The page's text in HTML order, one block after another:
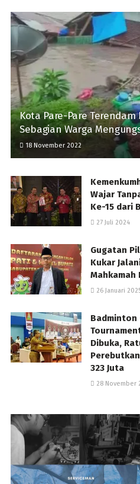
Kota Pare-Pare Terendam
Sebagian Warga
18 November 2022
Wajar
Ke-15 dari
27 Juli 2024
Gugatan
Kukar
26 Januari
Badminton
Dibuka,
323 Juta
28 November